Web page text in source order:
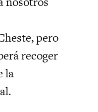
pero
recoger
la